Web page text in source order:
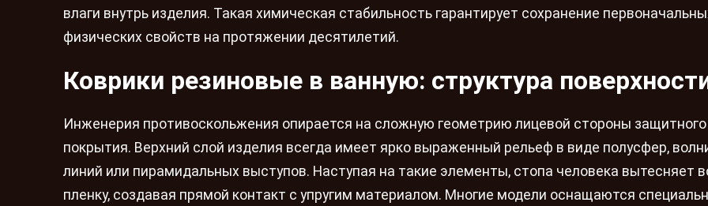
влаги внутрь изделия. Такая химическая стабильность гарантирует сохранение
физических свойств на протяжении десятилетий.
Коврики резиновые в ванную: структура
Инженерия противоскольжения опирается на сложную геометрию лицевой стороны защитного
покрытия. Верхний слой изделия всегда имеет ярко выраженный рельеф в виде полусфер,
линий или пирамидальных выступов. Наступая на такие элементы, стопа человека вытесняет
пленку, создавая прямой контакт с упругим материалом. Многие модели оснащаются